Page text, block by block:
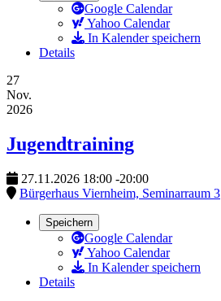
Google Calendar
Yahoo Calendar
In Kalender speichern
Details
27
Nov.
2026
Jugendtraining
27.11.2026 18:00 -20:00
Bürgerhaus Viernheim, Seminarraum 3
Speichern
Google Calendar
Yahoo Calendar
In Kalender speichern
Details